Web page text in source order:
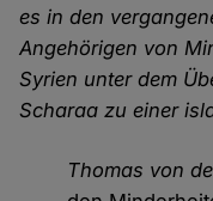
es in den
Angehörigen von
Syrien unter dem
Scharaa zu einer
Thomas von